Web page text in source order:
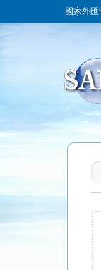
國家外匯